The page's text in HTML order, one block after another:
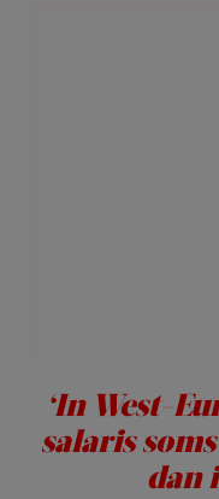
‘In West-
salaris
dan